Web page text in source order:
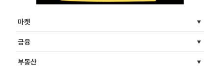
마켓
금융
부동산